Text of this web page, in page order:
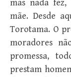
mas nada
mãe. Desde
Torotama. O
moradores
promessa,
prestam